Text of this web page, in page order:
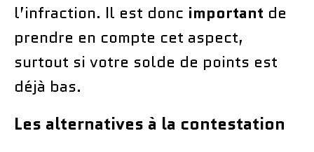
l’infraction. Il est donc important de
prendre en compte cet aspect,
surtout si votre solde de points est
déjà bas.
Les alternatives à la contestation